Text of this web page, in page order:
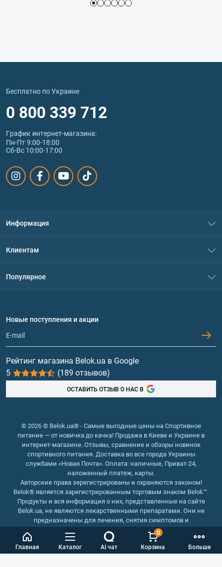
Главная Каталог AI чат Корзина
0
Больше
Бесплатно по Украине
0 800 339 712
График интернет‑магазина:
Пн-Пт 9:00-18:00
Сб-Вс 10:00-17:00
Информация
Политика конфиденциальности
Обмен и возврат
Клиентам
Популярное
Протеин
Гейнеры
Витамины и минералы
Рыбий жир, жирные кислоты
Новые поступления и акции
Рейтинг магазина Belok.ua в Google
5
(189 отзывов)
ОСТАВИТЬ ОТЗЫВ О НАС В
© 2026 © Belok.ua® - Самые выгодные цены на Спортивное
питание — от новичка до качка! Продажа в Киеве и Украине в
интернет-магазине. Отзывы, сравнение и обзоры новинок
спортивного питания. Доставка во все города Украины
службами «Новая Почта». Оплата: наличные, Приват-24,
наложенный платеж, карты.
Авторские права зерегистрированы и охраняются законом!
Belok® является зарегистрированным торговым знаком Belok™.
Продукты и вся информация о них, представленные на сайте
Belok.ua, не являются лекарственными препаратами. Они не
предназначены для лечения, снятия симптомов и
предотвращения болезней.
Интернет магазин Belok.ua
››Интернет магазин спортивного
питания